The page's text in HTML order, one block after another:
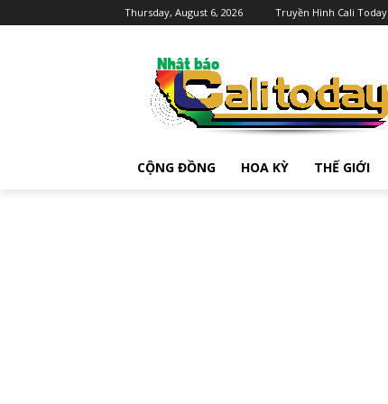
Thursday, August 6, 2026 Truyền Hình Cali Today
CỘNG ĐỒNG HOA KỲ THẾ GIỚI